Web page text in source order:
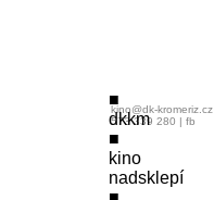
dkkm
kino
nadsklepí
kino@dk-kromeriz.cz
573 339 280 | fb